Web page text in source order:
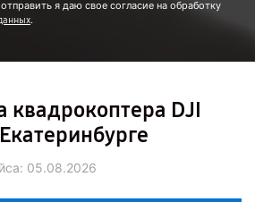
я даю свое согласие на обработку
.
квадрокоптера DJI
05.08.2026